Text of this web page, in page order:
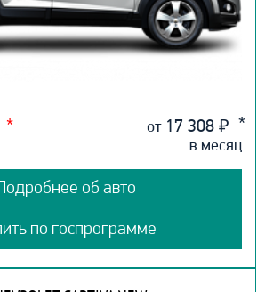
от 17 308 ₽
в месяц
об авто
по госпрограмме